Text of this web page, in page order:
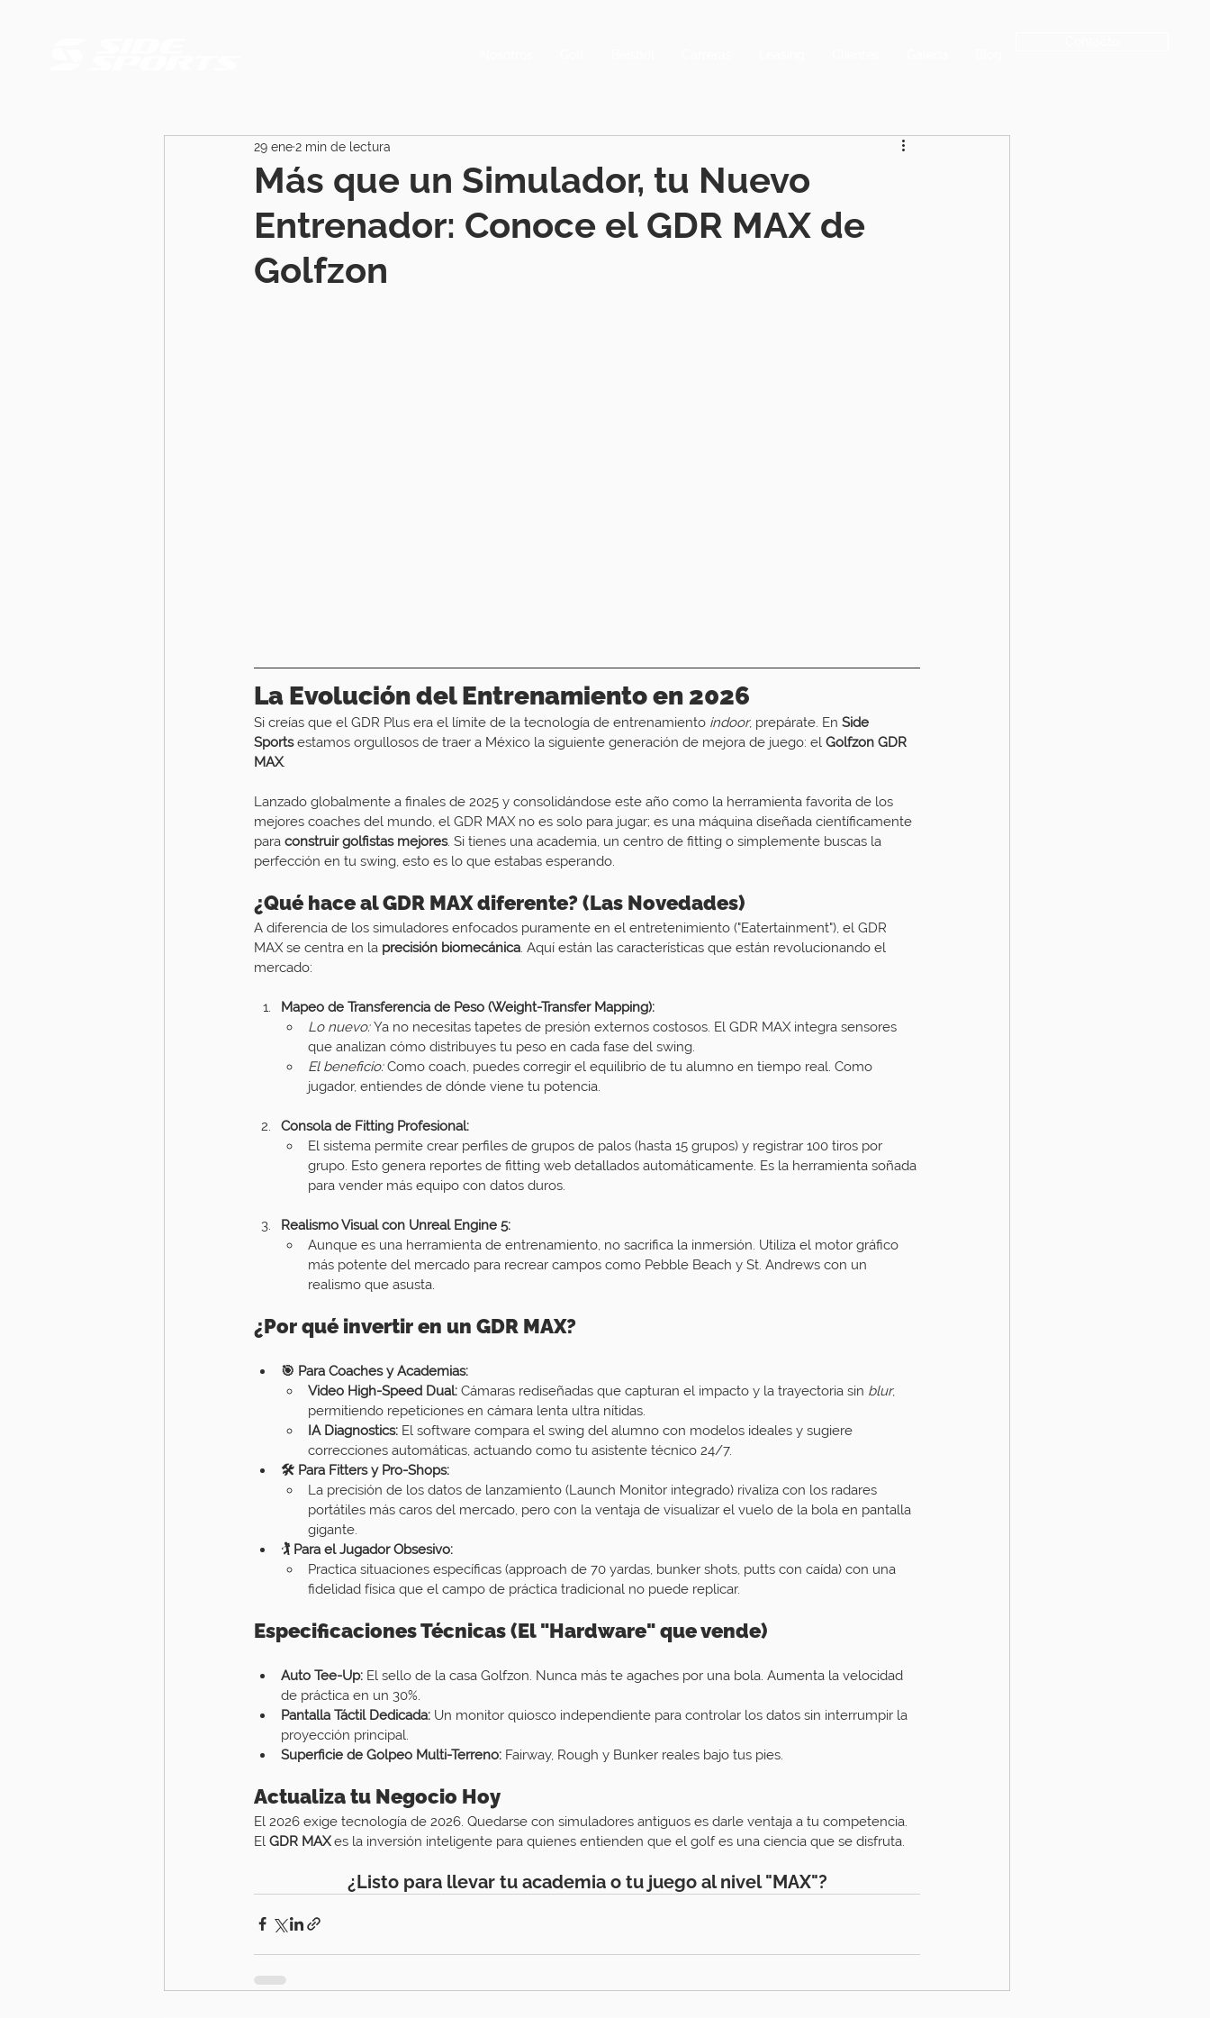
Más que un Simulador, tu Nuevo
Entrenador: Conoce el GDR MAX de
Golfzon
29 ene2 min de lectura
La Evolución del Entrenamiento en 2026
Si creías que el GDR Plus era el límite de la tecnología de entrenamiento indoor, prepárate. En Side
Sports estamos orgullosos de traer a México la siguiente generación de mejora de juego: el Golfzon GDR
MAX.
Lanzado globalmente a finales de 2025 y consolidándose este año como la herramienta favorita de los
mejores coaches del mundo, el GDR MAX no es solo para jugar; es una máquina diseñada científicamente
para construir golfistas mejores. Si tienes una academia, un centro de fitting o simplemente buscas la
perfección en tu swing, esto es lo que estabas esperando.
¿Qué hace al GDR MAX diferente? (Las Novedades)
A diferencia de los simuladores enfocados puramente en el entretenimiento ("Eatertainment"), el GDR
MAX se centra en la precisión biomecánica. Aquí están las características que están revolucionando el
mercado:
Mapeo de Transferencia de Peso (Weight-Transfer Mapping):
Lo nuevo: Ya no necesitas tapetes de presión externos costosos. El GDR MAX integra sensores
que analizan cómo distribuyes tu peso en cada fase del swing.
El beneficio: Como coach, puedes corregir el equilibrio de tu alumno en tiempo real. Como
jugador, entiendes de dónde viene tu potencia.
Consola de Fitting Profesional:
El sistema permite crear perfiles de grupos de palos (hasta 15 grupos) y registrar 100 tiros por
grupo. Esto genera reportes de fitting web detallados automáticamente. Es la herramienta soñada
para vender más equipo con datos duros.
Realismo Visual con Unreal Engine 5:
Aunque es una herramienta de entrenamiento, no sacrifica la inmersión. Utiliza el motor gráfico
más potente del mercado para recrear campos como Pebble Beach y St. Andrews con un
realismo que asusta.
¿Por qué invertir en un GDR MAX?
🎯 Para Coaches y Academias:
Video High-Speed Dual: Cámaras rediseñadas que capturan el impacto y la trayectoria sin blur,
permitiendo repeticiones en cámara lenta ultra nítidas.
IA Diagnostics: El software compara el swing del alumno con modelos ideales y sugiere
correcciones automáticas, actuando como tu asistente técnico 24/7.
🛠️ Para Fitters y Pro-Shops:
La precisión de los datos de lanzamiento (Launch Monitor integrado) rivaliza con los radares
portátiles más caros del mercado, pero con la ventaja de visualizar el vuelo de la bola en pantalla
gigante.
🏌️ Para el Jugador Obsesivo:
Practica situaciones específicas (approach de 70 yardas, bunker shots, putts con caída) con una
fidelidad física que el campo de práctica tradicional no puede replicar.
Especificaciones Técnicas (El "Hardware" que vende)
Auto Tee-Up: El sello de la casa Golfzon. Nunca más te agaches por una bola. Aumenta la velocidad
de práctica en un 30%.
Pantalla Táctil Dedicada: Un monitor quiosco independiente para controlar los datos sin interrumpir la
proyección principal.
Superficie de Golpeo Multi-Terreno: Fairway, Rough y Bunker reales bajo tus pies.
Actualiza tu Negocio Hoy
El 2026 exige tecnología de 2026. Quedarse con simuladores antiguos es darle ventaja a tu competencia.
El GDR MAX es la inversión inteligente para quienes entienden que el golf es una ciencia que se disfruta.
¿Listo para llevar tu academia o tu juego al nivel "MAX"?